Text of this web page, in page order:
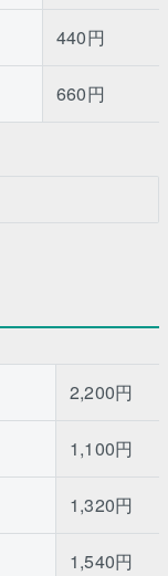
440円
660円
2,200円
1,100円
1,320円
1,540円